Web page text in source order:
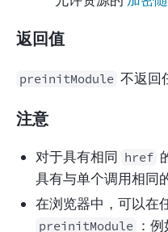
返回值
preinitModule 不返回
注意
对于具有相同 href
具有与单个调用相同
在浏览器中，可以在
preinitModule ：